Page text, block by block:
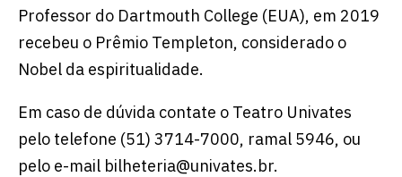
Professor do Dartmouth College (EUA), em 2019
recebeu o Prêmio Templeton, considerado o
Nobel da espiritualidade.
Em caso de dúvida contate o Teatro Univates
pelo telefone (51) 3714-7000, ramal 5946, ou
pelo e-mail bilheteria@univates.br.